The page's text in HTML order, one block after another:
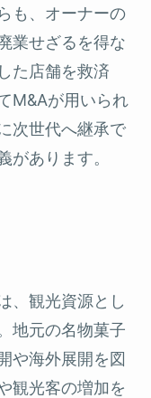
も、オーナーの
業せざるを得な
た店舗を救済
M&Aが用いられ
次世代へ継承で
があります。
、観光資源とし
地元の名物菓子
や海外展開を図
観光客の増加を